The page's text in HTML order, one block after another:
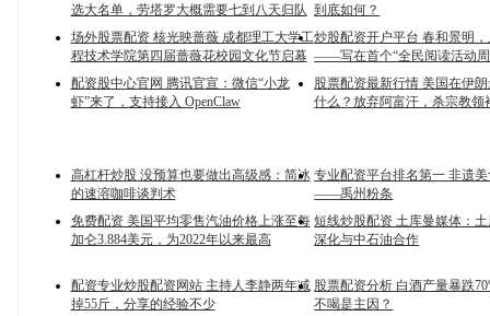
选大名单，劳塔罗大概需要七到八天归队 到底如何？
场外股票配资 核光映蔷薇 成都理工大学工
程技术学院第四届蔷薇花校园文化节启幕
炒股配资开户平台 春和景明
——写在首个“全民阅读活动周
配资股中心官网 腾讯官宣：微信“小龙
虾”来了，支持接入 OpenClaw
股票配资最新行情 美国在伊
什么？放弃阿富汗，杀宗教领
高杠杆炒股 没预算也要做出高级感：简冰
的速溶咖啡谈判术
专业配资平台排名第一 非遗
——禹州粉条
免费配资 美国平均零售汽油价格上涨至每
加仑3.884美元，为2022年以来最高
短线炒股配资 土库曼媒体：
深化与中石油合作
配资专业炒股配资网站 主持人李静两年减
掉55斤，分享的经验不少
股票配资分析 白酒产量暴跌
不喝是主因？